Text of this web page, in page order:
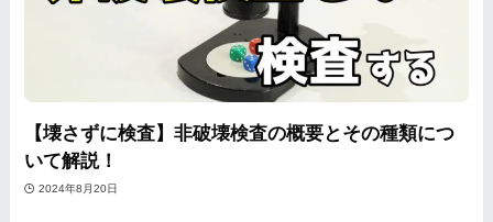
【壊さずに検査】非破壊検査の概要とその種類につ
いて解説！
2024年8月20日